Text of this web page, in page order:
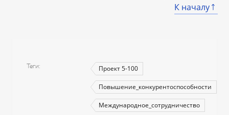
К началу
Теги Проект 5-100
Повышение_конкурентоспособности
Международное_сотрудничество